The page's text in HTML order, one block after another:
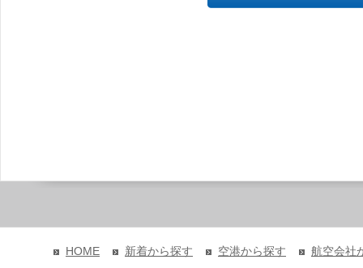
HOME 新着から探す 空港から探す 航空会社